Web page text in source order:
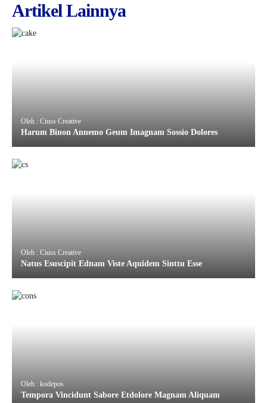
Artikel Lainnya
Oleh : Ciuss Creative
Harum Binon Annemo Geum Imagnam Sossio Dolores
Oleh : Ciuss Creative
Natus Esuscipit Ednam Viste Aquidem Sinttu Esse
Oleh : kodepos
Tempora Vincidunt Sabore Etdolore Magnam Aliquam